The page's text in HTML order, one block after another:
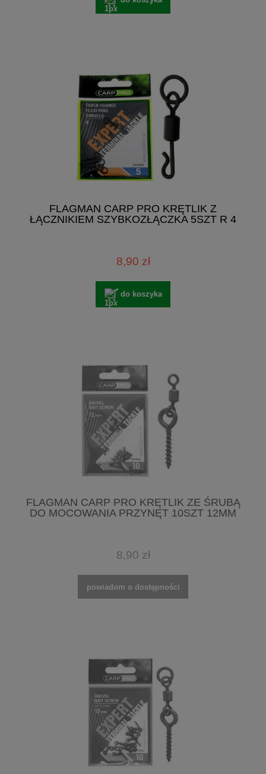
FLAGMAN CARP PRO KRĘTLIK Z
ŁĄCZNIKIEM SZYBKOZŁĄCZKA 5SZT R 4
8,90 zł
do koszyka
FLAGMAN CARP PRO KRĘTLIK ZE ŚRUBĄ
DO MOCOWANIA PRZYNĘT 10SZT 12MM
8,90 zł
powiadom o dostępności